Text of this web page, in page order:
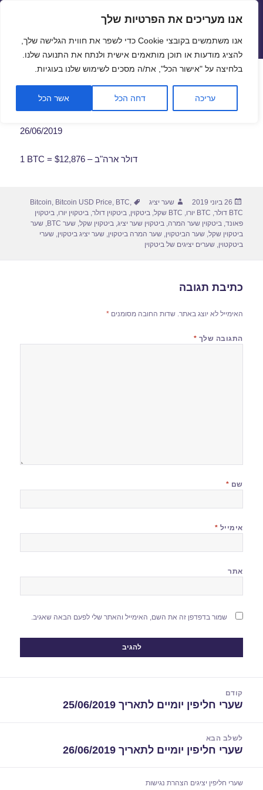
פתח
אנו מעריכים את הפרטיות שלך
אנו משתמשים בקובצי Cookie כדי לשפר את חווית הגלישה שלך,
להציג מודעות או תוכן מותאמים אישית ולנתח את התנועה שלנו.
בלחיצה על "אישור הכל", את/ה מסכים לשימוש שלנו בעוגיות.
עריכה דחה הכל אשר הכל
שערי חליפין יציגים – שער יציג
תפריטים
ווידג'טים
שער ביטקוין לתאריך 26/06/2019
26/06/2019
1 BTC = $12,876 – דולר ארה"ב
פורסם
בתאריך
26 ביוני 2019 מחבר
שער יציג תגיות Bitcoin, Bitcoin USD Price, BTC,
BTC דולר
, BTC יורו , BTC שקל ,ביטקוין,ביטקוין דולר,ביטקוין יורו,ביטקוין
פאונד,ביטקוין שער המרה,ביטקוין שער יציג,ביטקוין שקל,שער BTC ,שער
ביטקוין שקל,שער הביטקוין,שער המרה ביטקוין,שער יציג ביטקוין,שערי
ביטקטוין,שערים יציגים של ביטקוין
כתיבת תגובה
האימייל לא יוצג באתר. שדות החובה מסומנים*
התגובה שלך *
שם *
אימייל *
אתר
שמור בדפדפן זה את השם, האימייל והאתר שלי לפעם הבאה שאגיב.
קודם
הפוסט
שערי חליפין יומיים לתאריך 25/06/2019
לשלב הבא
הפוסט
שערי חליפין יומיים לתאריך 26/06/2019
שערי חליפין יציגים הצהרת נגישות